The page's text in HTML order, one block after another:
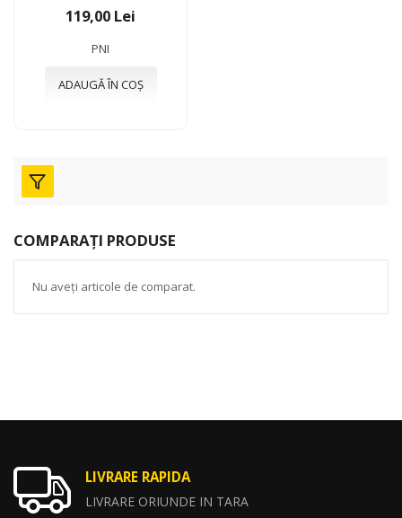
119,00 Lei
PNI
ADAUGĂ ÎN COȘ
COMPARAȚI PRODUSE
Nu aveți articole de comparat.
LIVRARE RAPIDA
LIVRARE ORIUNDE IN TARA